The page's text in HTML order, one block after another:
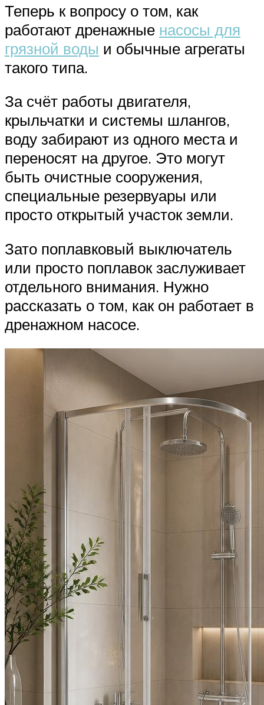
Теперь к вопросу о том, как
работают дренажные насосы для
грязной воды и обычные агрегаты
такого типа.
За счёт работы двигателя,
крыльчатки и системы шлангов,
воду забирают из одного места и
переносят на другое. Это могут
быть очистные сооружения,
специальные резервуары или
просто открытый участок земли.
Зато поплавковый выключатель
или просто поплавок заслуживает
отдельного внимания. Нужно
рассказать о том, как он работает в
дренажном насосе.